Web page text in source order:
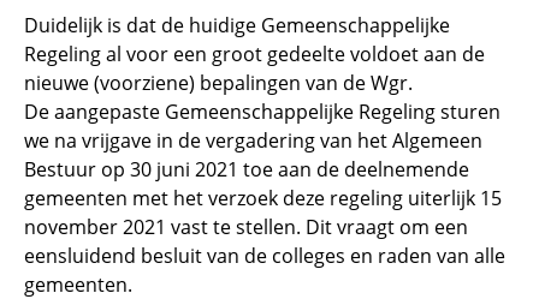
Duidelijk is dat de huidige Gemeenschappelijke
Regeling al voor een groot gedeelte voldoet aan de
nieuwe (voorziene) bepalingen van de Wgr.
De aangepaste Gemeenschappelijke Regeling sturen
we na vrijgave in de vergadering van het Algemeen
Bestuur op 30 juni 2021 toe aan de deelnemende
gemeenten met het verzoek deze regeling uiterlijk 15
november 2021 vast te stellen. Dit vraagt om een
eensluidend besluit van de colleges en raden van alle
gemeenten.